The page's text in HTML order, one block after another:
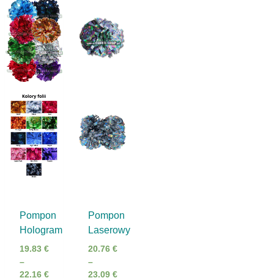
Pompon
Hologram
19.83 €
–
22.16 €
Pompon
Laserowy
20.76 €
–
23.09 €